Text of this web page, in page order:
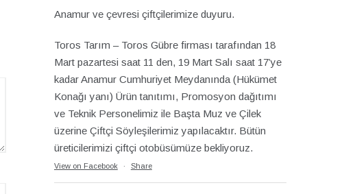
Anamur ve çevresi çiftçilerimize duyuru.
Toros Tarım – Toros Gübre firması tarafından 18
Mart pazartesi saat 11 den, 19 Mart Salı saat 17’ye
kadar Anamur Cumhuriyet Meydanında (Hükümet
Konağı yanı) Ürün tanıtımı, Promosyon dağıtımı
ve Teknik Personelimiz ile Başta Muz ve Çilek
üzerine Çiftçi Söyleşilerimiz yapılacaktır. Bütün
üreticilerimizi çiftçi otobüsümüze bekliyoruz.
View on Facebook · Share